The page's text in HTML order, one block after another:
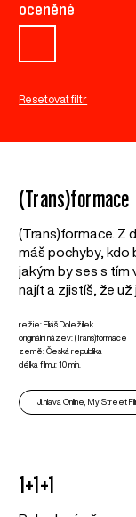
oceněné
Resetovat filtr
(Trans)formace
(Trans)formace. Z
máš pochyby, kdo
jakým by ses s tím
najít a zjistíš, že už
režie: Eliáš Doležílek
originální název: (Trans)formace
země: Česká republika
délka filmu: 10 min.
Ji.hlava Online, My Street
1+1+1